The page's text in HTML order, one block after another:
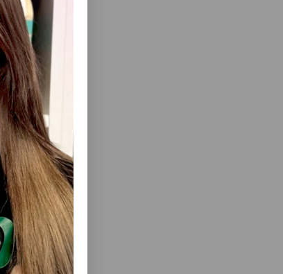
С
РАСЧЁСКА ДЛЯ СОБАК И КОШЕК TRIXIE С